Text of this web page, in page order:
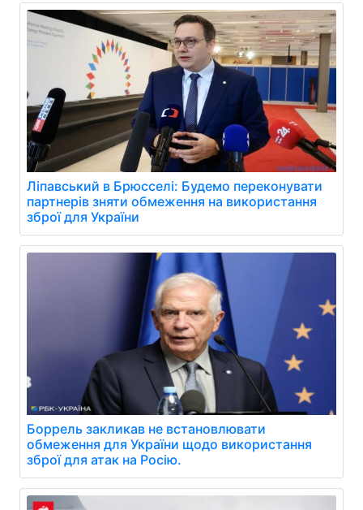
Ліпавський в Брюсселі: Будемо переконувати
партнерів зняти обмеження на використання
зброї для України
Боррель закликав не встановлювати
обмеження для України щодо використання
зброї для атак на Росію.